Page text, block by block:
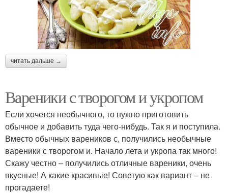
читать дальше →
Вареники с творогом и укропом
Если хочется необычного, то нужно приготовить
обычное и добавить туда чего-нибудь. Так я и поступила.
Вместо обычных вареников с, получились необычные
вареники с творогом и. Начало лета и укропа так много!
Скажу честно – получились отличные вареники, очень
вкусные! А какие красивые! Советую как вариант – не
прогадаете!